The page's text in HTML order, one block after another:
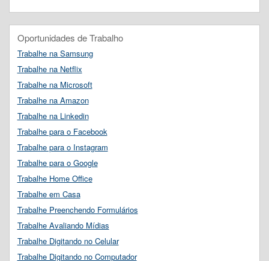
Oportunidades de Trabalho
Trabalhe na Samsung
Trabalhe na Netflix
Trabalhe na Microsoft
Trabalhe na Amazon
Trabalhe na Linkedin
Trabalhe para o Facebook
Trabalhe para o Instagram
Trabalhe para o Google
Trabalhe Home Office
Trabalhe em Casa
Trabalhe Preenchendo Formulários
Trabalhe Avaliando Mídias
Trabalhe Digitando no Celular
Trabalhe Digitando no Computador